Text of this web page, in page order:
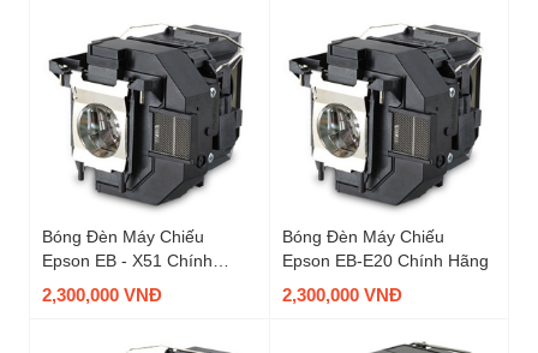
Bóng Đèn Máy Chiếu
Epson EB - X51 Chính
Hãng
2,300,000 VNĐ
Bóng Đèn Máy Chiếu
Epson EB-E20 Chính Hãng
2,300,000 VNĐ